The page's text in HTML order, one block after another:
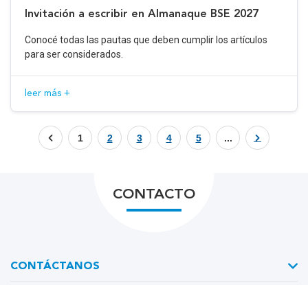
Invitación a escribir en Almanaque BSE 2027
Conocé todas las pautas que deben cumplir los artículos
para ser considerados.
leer más +
1 2 3 4 5 ...
CONTACTO
CONTÁCTANOS